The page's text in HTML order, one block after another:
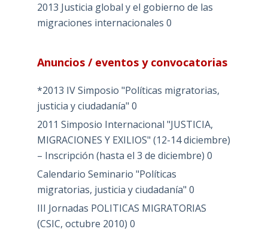
2013 Justicia global y el gobierno de las
migraciones internacionales 0
Anuncios / eventos y convocatorias
*2013 IV Simposio "Políticas migratorias,
justicia y ciudadanía" 0
2011 Simposio Internacional "JUSTICIA,
MIGRACIONES Y EXILIOS" (12-14 diciembre)
– Inscripción (hasta el 3 de diciembre) 0
Calendario Seminario "Políticas
migratorias, justicia y ciudadanía" 0
III Jornadas POLITICAS MIGRATORIAS
(CSIC, octubre 2010) 0